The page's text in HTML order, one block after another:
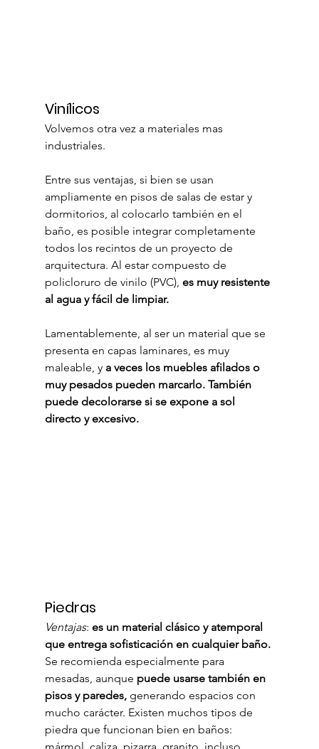
Vinílicos
Volvemos otra vez a materiales mas
industriales.
Entre sus ventajas, si bien se usan
ampliamente en pisos de salas de estar y
dormitorios, al colocarlo también en el
baño, es posible integrar completamente
todos los recintos de un proyecto de
arquitectura. Al estar compuesto de
policloruro de vinilo (PVC), es muy resistente
al agua y fácil de limpiar.
Lamentablemente, al ser un material que se
presenta en capas laminares, es muy
maleable, y a veces los muebles afilados o
muy pesados pueden marcarlo. También
puede decolorarse si se expone a sol
directo y excesivo.
Piedras
Ventajas: es un material clásico y atemporal
que entrega sofisticación en cualquier baño.
Se recomienda especialmente para
mesadas, aunque puede usarse también en
pisos y paredes, generando espacios con
mucho carácter. Existen muchos tipos de
piedra que funcionan bien en baños: